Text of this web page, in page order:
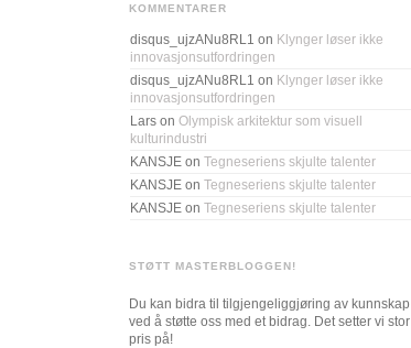
KOMMENTARER
disqus_ujzANu8RL1 on Klynger løser ikke
innovasjonsutfordringen
disqus_ujzANu8RL1 on Klynger løser ikke
innovasjonsutfordringen
Lars on Olympisk arkitektur som visuell
kulturindustri
KANSJE on Tegneseriens skjulte talenter
KANSJE on Tegneseriens skjulte talenter
KANSJE on Tegneseriens skjulte talenter
STØTT MASTERBLOGGEN!
Du kan bidra til tilgjengeliggjøring av kunnskap
ved å støtte oss med et bidrag. Det setter vi stor
pris på!